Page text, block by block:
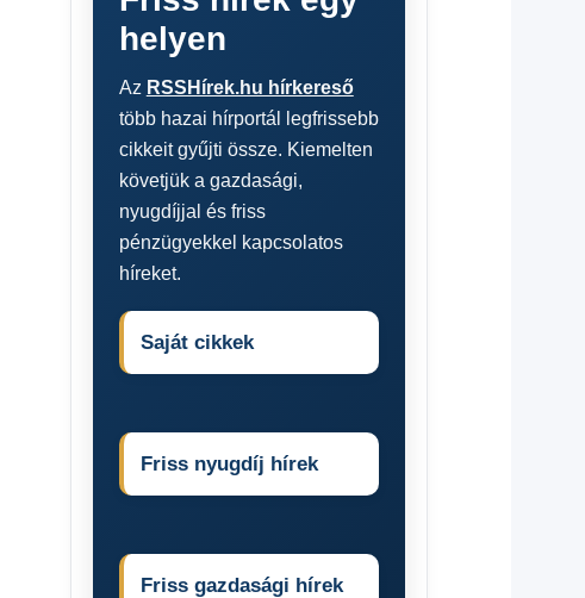
helyen
Az RSSHírek.hu hírkereső
több hazai hírportál legfrissebb
cikkeit gyűjti össze. Kiemelten
követjük a gazdasági,
nyugdíjjal és friss
pénzügyekkel kapcsolatos
híreket.
Saját cikkek
Friss nyugdíj hírek
Friss gazdasági hírek